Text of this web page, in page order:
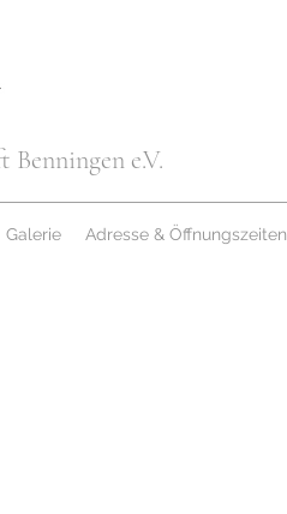
Benningen e.V.
Galerie Adresse & Öffnungszeiten